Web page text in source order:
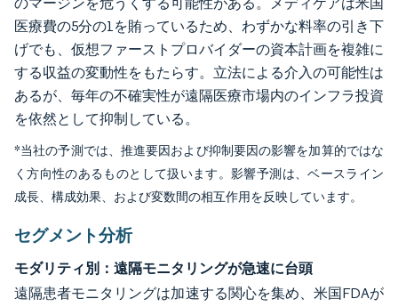
医療費の5分の1を賄っているため、わずかな料率の引き下
げでも、仮想ファーストプロバイダーの資本計画を複雑に
する収益の変動性をもたらす。立法による介入の可能性は
あるが、毎年の不確実性が遠隔医療市場内のインフラ投資
を依然として抑制している。
*当社の予測では、推進要因および抑制要因の影響を加算的ではな
く方向性のあるものとして扱います。影響予測は、ベースライン
成長、構成効果、および変数間の相互作用を反映しています。
セグメント分析
モダリティ別：遠隔モニタリングが急速に台頭
遠隔患者モニタリングは加速する関心を集め、米国FDAが